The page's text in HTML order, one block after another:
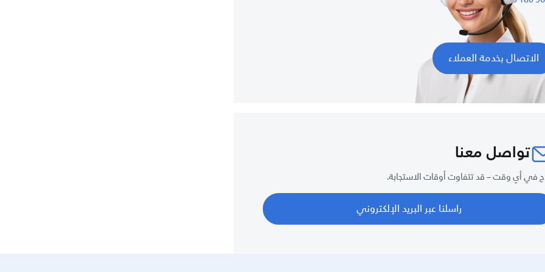
الاتصال بخدمة العملاء
تواصل معنا
في أي وقت – قد تتفاوت أوقات الاستجابة.
راسلنا عبر البريد الإلكتروني